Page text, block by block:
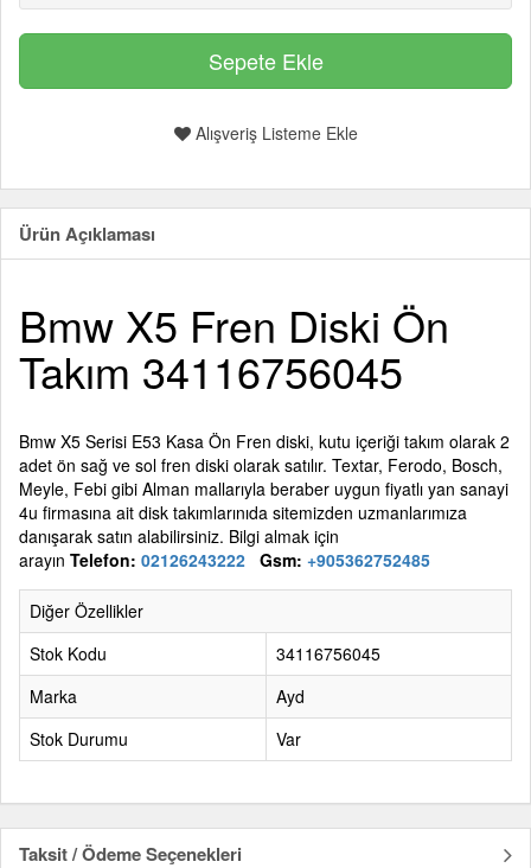
Alışveriş Listeme Ekle
Ürün Açıklaması
Bmw X5 Fren Diski Ön
Takım 34116756045
Bmw X5 Serisi E53 Kasa Ön Fren diski, kutu içeriği takım olarak 2
adet ön sağ ve sol fren diski olarak satılır. Textar, Ferodo, Bosch,
Meyle, Febi gibi Alman mallarıyla beraber uygun fiyatlı yan sanayi
4u firmasına ait disk takımlarınıda sitemizden uzmanlarımıza
danışarak satın alabilirsiniz. Bilgi almak için
arayın Telefon: 02126243222 Gsm: +905362752485
Diğer Özellikler
Stok Kodu
34116756045
Marka
Ayd
Stok Durumu
Var
Taksit / Ödeme Seçenekleri